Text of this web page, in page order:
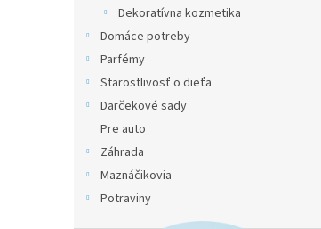
Dekoratívna kozmetika
Domáce potreby
Parfémy
Starostlivosť o dieťa
Darčekové sady
Pre auto
Záhrada
Maznáčikovia
Potraviny